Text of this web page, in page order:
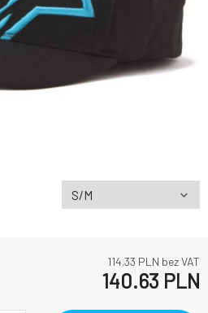
114.33 PLN bez VAT
140.63 PLN